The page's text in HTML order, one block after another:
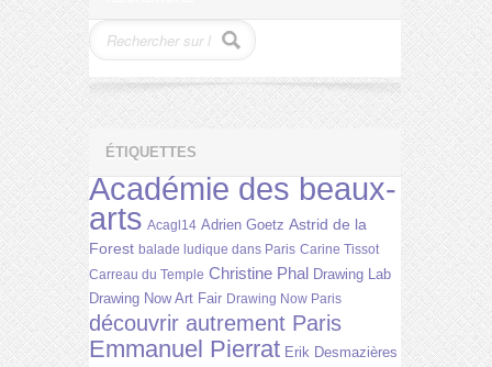
ÉTIQUETTES
Académie des beaux-
arts Acagl14 Adrien Goetz Astrid de la
Forest balade ludique dans Paris Carine Tissot
Carreau du Temple Christine Phal Drawing Lab
Drawing Now Art Fair Drawing Now Paris
découvrir autrement Paris
Emmanuel Pierrat Erik Desmazières